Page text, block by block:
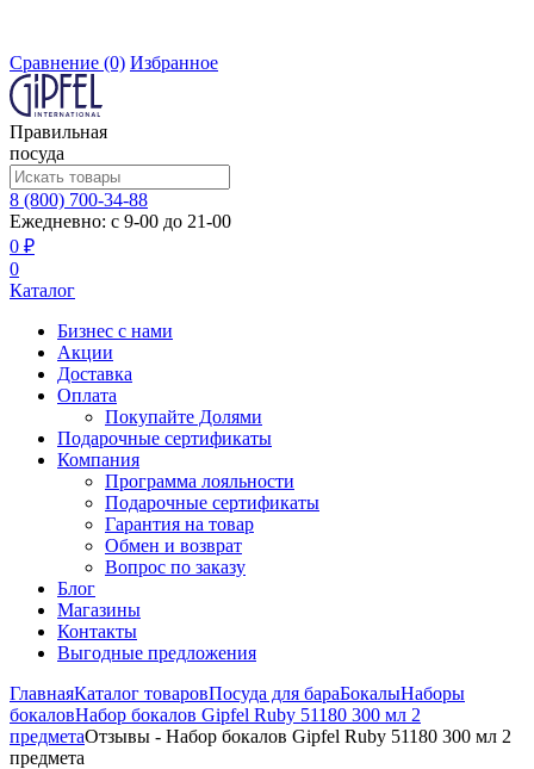
Сравнение (0) Избранное
Правильная
посуда
8 (800) 700-34-88
Ежедневно: с 9-00 до 21-00
0 ₽
0
Каталог
Бизнес с нами
Акции
Доставка
Оплата
Покупайте Долями
Подарочные сертификаты
Компания
Программа лояльности
Подарочные сертификаты
Гарантия на товар
Обмен и возврат
Вопрос по заказу
Блог
Магазины
Контакты
Выгодные предложения
ГлавнаяКаталог товаровПосуда для бараБокалыНаборы
бокаловНабор бокалов Gipfel Ruby 51180 300 мл 2
предметаОтзывы - Набор бокалов Gipfel Ruby 51180 300 мл 2
предмета